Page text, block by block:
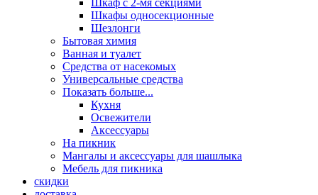
Шкаф с 2-мя секциями
Шкафы односекционные
Шезлонги
Бытовая химия
Ванная и туалет
Средства от насекомых
Универсальные средства
Показать больше...
Кухня
Освежители
Аксессуары
На пикник
Мангалы и аксессуары для шашлыка
Мебель для пикника
скидки